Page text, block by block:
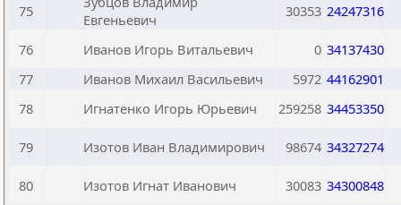
75
Евгеньевич
30353 24247316
76 Иванов Игорь Витальевич 0 34137430
77
Иванов Михаил Васильевич 5972 44162901
78
Игнатенко Игорь Юрьевич 259258 34453350
79 Изотов Иван Владимирович 98674 34327274
80 Изотов Игнат Иванович 30083 34300848